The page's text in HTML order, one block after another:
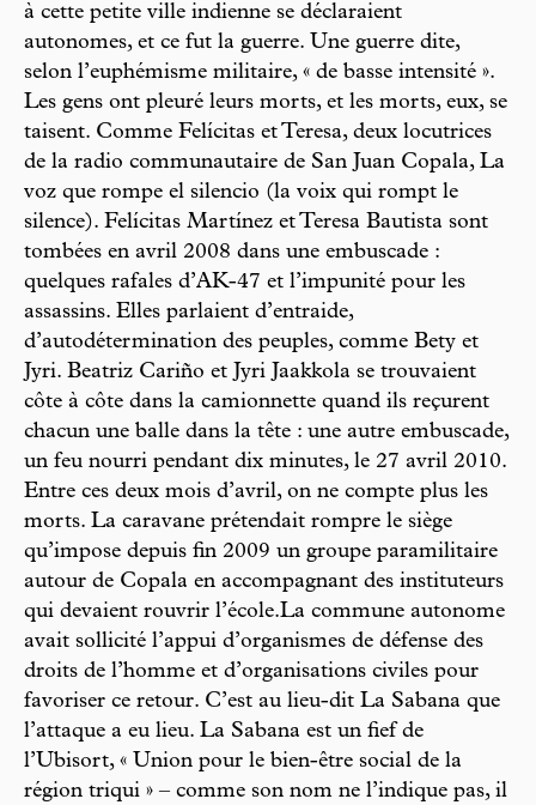
à cette petite ville indienne se déclaraient
autonomes, et ce fut la guerre. Une guerre dite,
selon l’euphémisme militaire, « de basse intensité ».
Les gens ont pleuré leurs morts, et les morts, eux, se
taisent. Comme Felícitas et Teresa, deux locutrices
de la radio communautaire de San Juan Copala, La
voz que rompe el silencio (la voix qui rompt le
silence). Felícitas Martínez et Teresa Bautista sont
tombées en avril 2008 dans une embuscade :
quelques rafales d’AK-47 et l’impunité pour les
assassins. Elles parlaient d’entraide,
d’autodétermination des peuples, comme Bety et
Jyri. Beatriz Cariño et Jyri Jaakkola se trouvaient
côte à côte dans la camionnette quand ils reçurent
chacun une balle dans la tête : une autre embuscade,
un feu nourri pendant dix minutes, le 27 avril 2010.
Entre ces deux mois d’avril, on ne compte plus les
morts. La caravane prétendait rompre le siège
qu’impose depuis fin 2009 un groupe paramilitaire
autour de Copala en accompagnant des instituteurs
qui devaient rouvrir l’école.La commune autonome
avait sollicité l’appui d’organismes de défense des
droits de l’homme et d’organisations civiles pour
favoriser ce retour. C’est au lieu-dit La Sabana que
l’attaque a eu lieu. La Sabana est un fief de
l’Ubisort, « Union pour le bien-être social de la
région triqui » – comme son nom ne l’indique pas, il